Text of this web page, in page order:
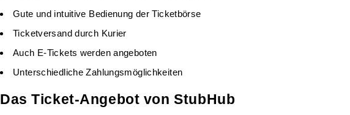
Gute und intuitive Bedienung der Ticketbörse
Ticketversand durch Kurier
Auch E-Tickets werden angeboten
Unterschiedliche Zahlungsmöglichkeiten
Das Ticket-Angebot von StubHub